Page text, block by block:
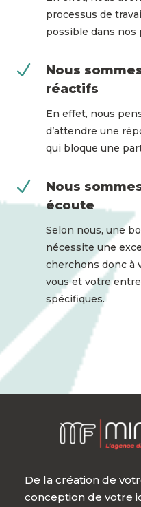
processus de
possible dans nos
N
Nous
réactifs
En effet, nous
d’attendre une
qui bloque une
N
Nous
écoute
Selon nous, une
nécessite une
cherchons donc à
vous et votre
spécifiques.
De la création de
conception de votre